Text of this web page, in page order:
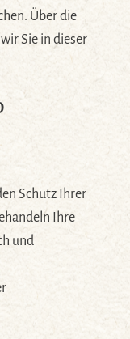
Über die
Sie in dieser
Schutz Ihrer
Ihre
und